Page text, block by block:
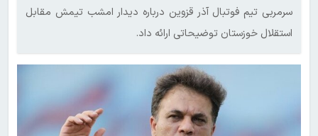
سرمربی تیم فوتبال آذر قزوین درباره دیدار امشب تیمش مقابل
استقلال خوزستان توضیحاتی ارائه داد.